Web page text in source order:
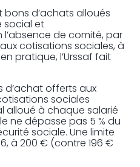
bons d’achats alloués
social et
l’absence de comité, par
cotisations sociales, à
pratique, l’Urssaf fait
d’achat offerts aux
sociales
alloué à chaque salarié
ne dépasse pas 5 % du
sociale. Une limite
à 200 € (contre 196 €